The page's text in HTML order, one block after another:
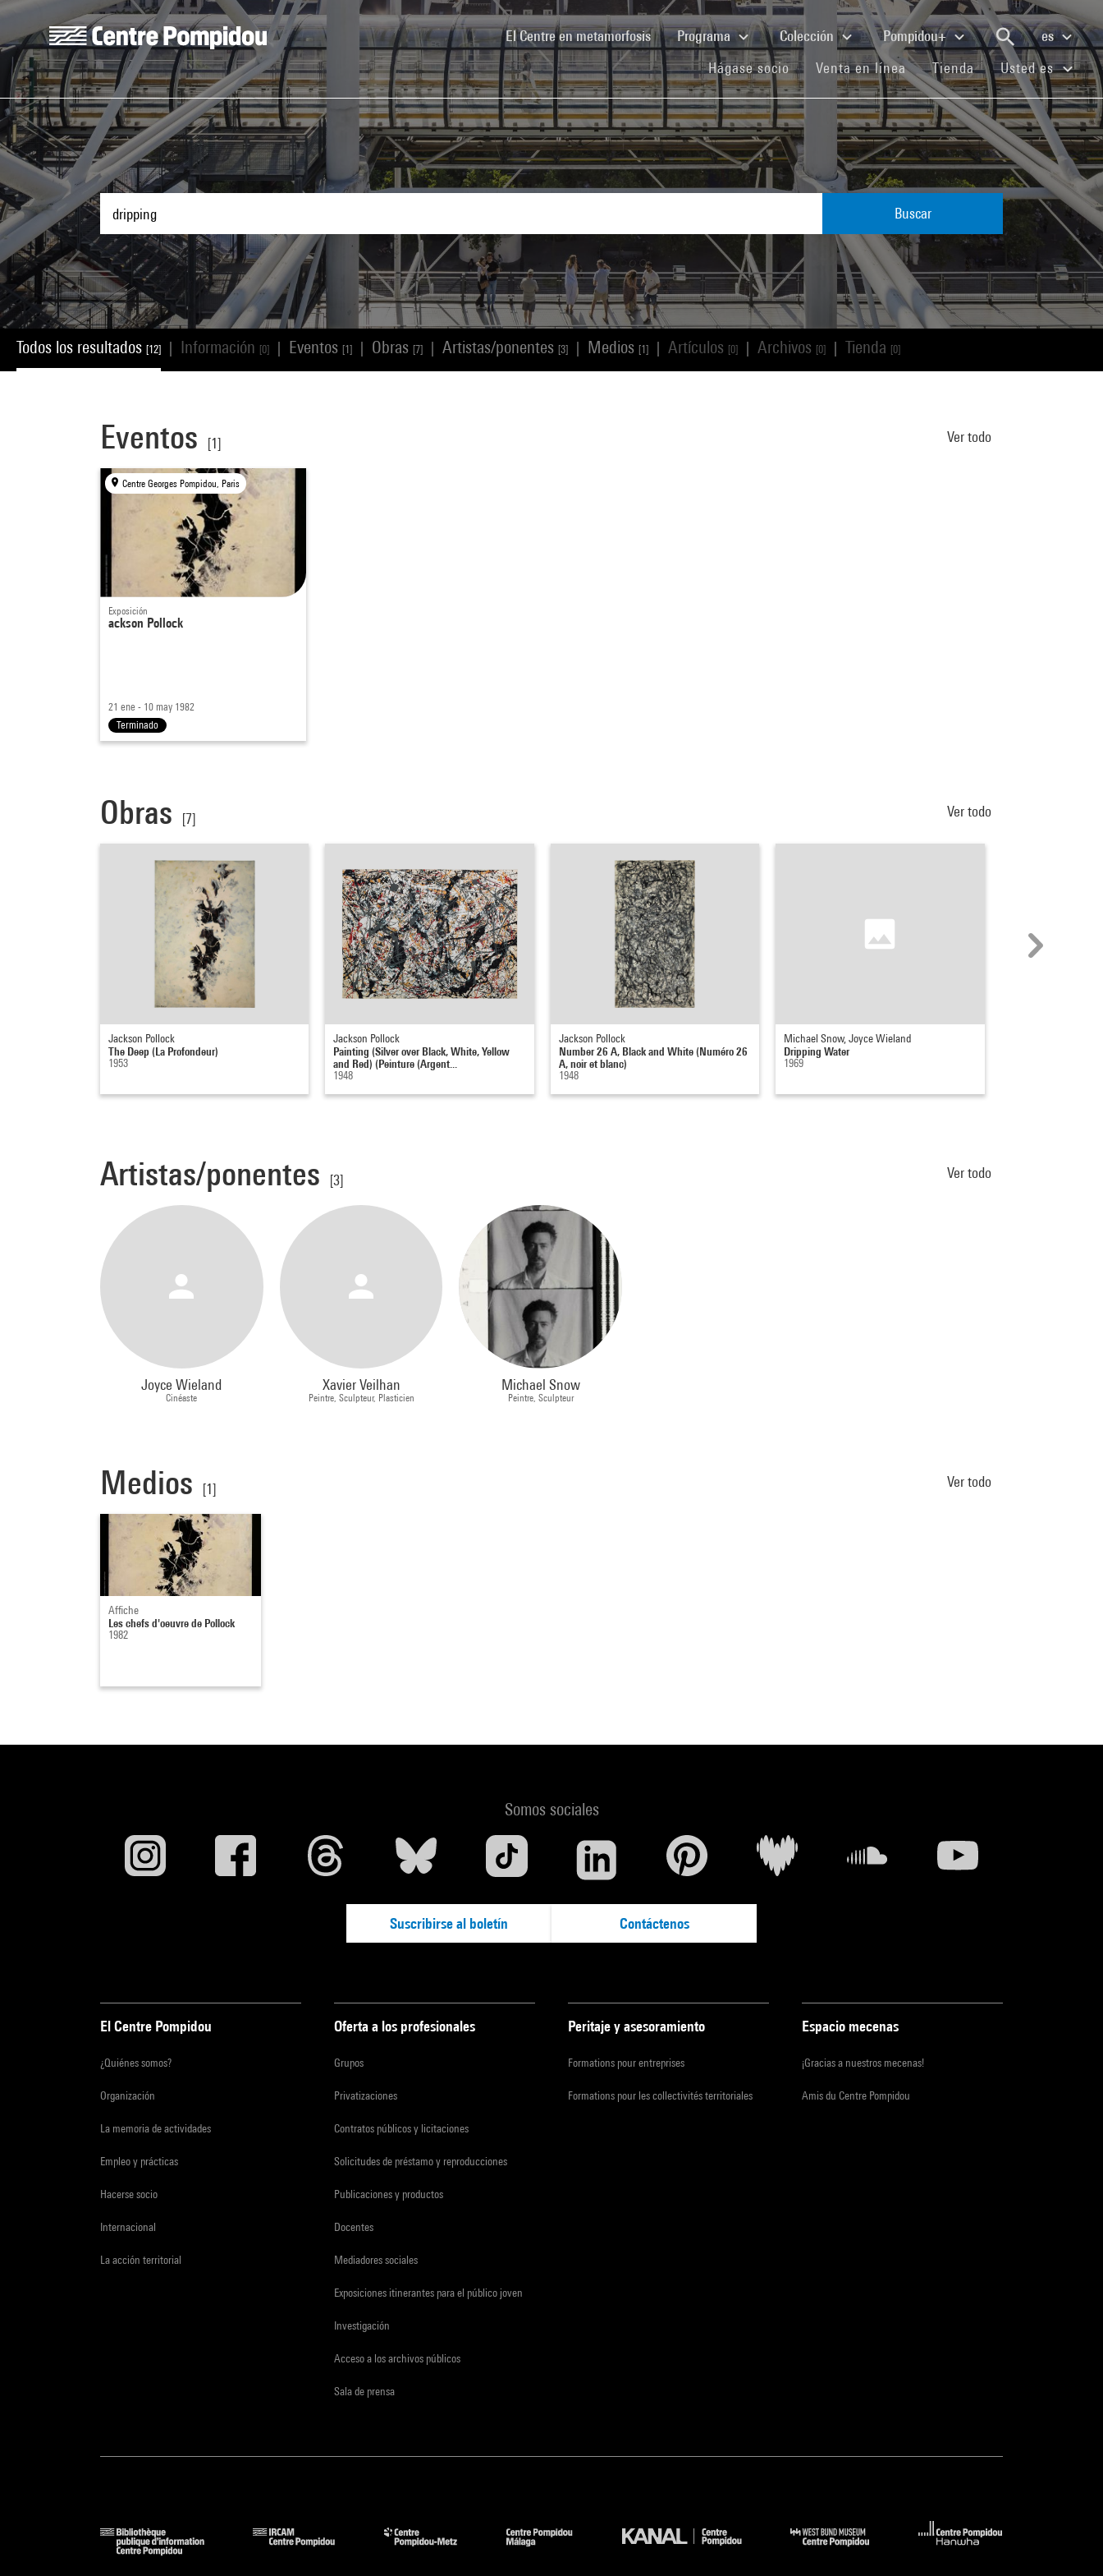
Skip to main content
Centre Pompidou
El Centre en metamorfosis(current)Programa Colección Pompidou+
es
Hágase socio(current)Venta en línea(current)
Tienda(current)Usted es
Buscar
Todos los resultados [12] Información [0] Eventos [1] Obras [7] Artistas/ponentes [3] Medios [1] Artículos [0] Archivos [0] Tienda [0]
Eventos [1] Ver todo
Centre Georges Pompidou, Paris
Exposición
ackson Pollock
21 ene - 10 may 1982
Terminado
Obras [7] Ver todo
Jackson Pollock
The Deep (La Profondeur)
1953
Jackson Pollock
Painting (Silver over Black, White, Yellow
and Red) (Peinture (Argent...
1948
Jackson Pollock
Number 26 A, Black and White (Numéro 26
A, noir et blanc)
1948
Michael Snow, Joyce Wieland
Dripping Water
1969
Artistas/ponentes [3] Ver todo
Joyce Wieland
Cinéaste
Xavier Veilhan
Peintre, Sculpteur, Plasticien
Michael Snow
Peintre, Sculpteur
Medios [1] Ver todo
Affiche
Les chefs d'oeuvre de Pollock
1982
Somos sociales
Suscribirse al boletín Contáctenos
El Centre Pompidou
¿Quiénes somos?
Organización
La memoria de actividades
Empleo y prácticas
Hacerse socio
Internacional
La acción territorial
Oferta a los profesionales
Grupos
Privatizaciones
Contratos públicos y licitaciones
Solicitudes de préstamo y reproducciones
Publicaciones y productos
Docentes
Mediadores sociales
Exposiciones itinerantes para el público joven
Investigación
Acceso a los archivos públicos
Sala de prensa
Peritaje y asesoramiento
Formations pour entreprises
Formations pour les collectivités territoriales
Espacio mecenas
¡Gracias a nuestros mecenas!
Amis du Centre Pompidou